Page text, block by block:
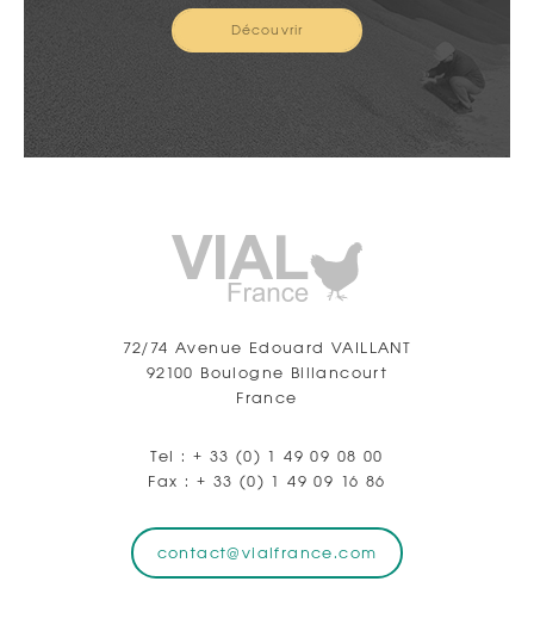
Découvrir
72/74 Avenue Edouard VAILLANT
92100 Boulogne Billancourt
France
Tel : + 33 (0) 1 49 09 08 00
Fax : + 33 (0) 1 49 09 16 86
contact@vialfrance.com